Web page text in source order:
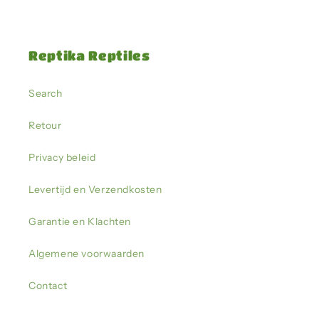
Reptika Reptiles
Search
Retour
Privacy beleid
Levertijd en Verzendkosten
Garantie en Klachten
Algemene voorwaarden
Contact